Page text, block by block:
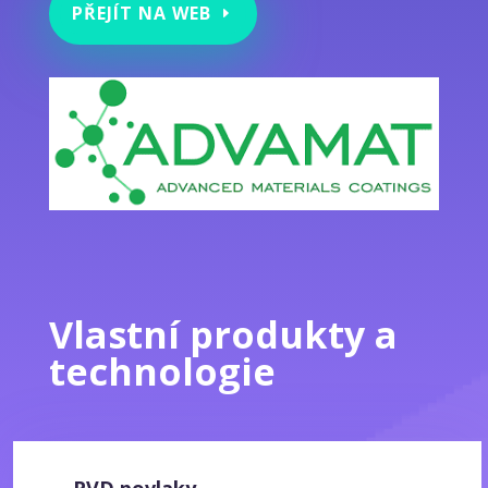
PŘEJÍT NA WEB
Vlastní produkty a
technologie